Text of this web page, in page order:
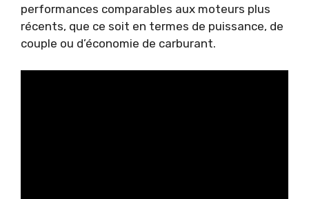
performances comparables aux moteurs plus
récents, que ce soit en termes de puissance, de
couple ou d’économie de carburant.